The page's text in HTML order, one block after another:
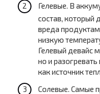
Гелевые. В
состав, который
вреда
низкую
Гелевый девайс
но и
как источник
Солевые. Самые